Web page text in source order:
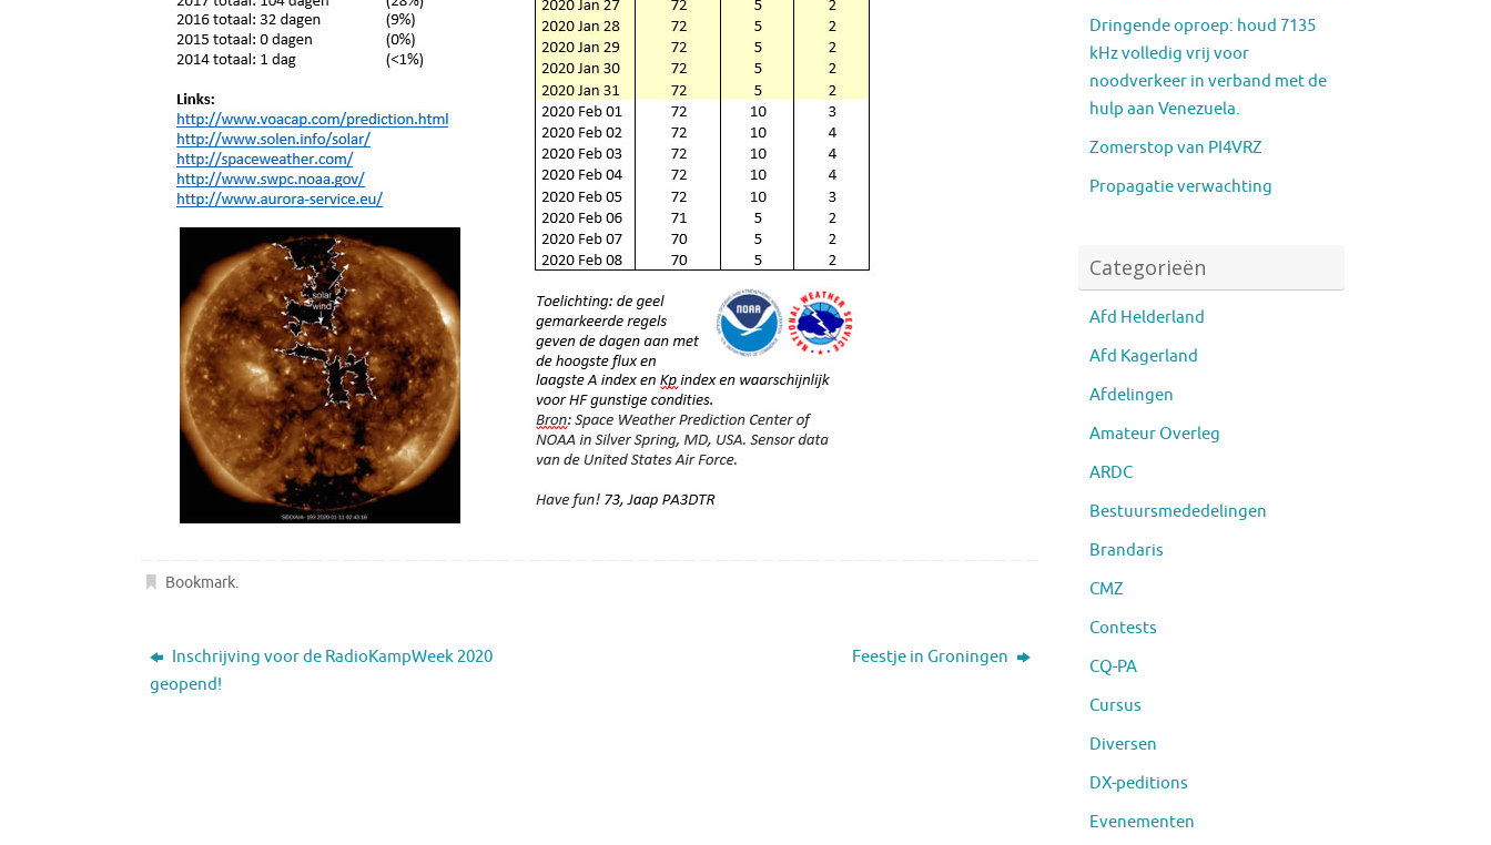
Bookmark.
Inschrijving voor de RadioKampWeek 2020
geopend!
Feestje in Groningen
Dringende oproep: houd 7135
kHz volledig vrij voor
noodverkeer in verband met de
hulp aan Venezuela.
Zomerstop van PI4VRZ
Propagatie verwachting
Categorieën
Afd Helderland
Afd Kagerland
Afdelingen
Amateur Overleg
ARDC
Bestuursmededelingen
Brandaris
CMZ
Contests
CQ-PA
Cursus
Diversen
DX-peditions
Evenementen